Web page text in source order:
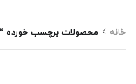
خانه محصولات برچسب خورده